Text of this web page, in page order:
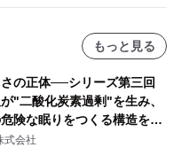
もっと見る
の正体──シリーズ第三回
"二酸化炭素過剰"を生み、
険な眠りをつくる構造を解
式会社